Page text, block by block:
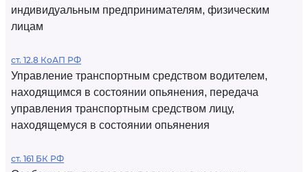
индивидуальным предпринимателям, физическим
лицам
ст. 12.8 КоАП РФ
Управление транспортным средством водителем,
находящимся в состоянии опьянения, передача
управления транспортным средством лицу,
находящемуся в состоянии опьянения
ст. 161 БК РФ